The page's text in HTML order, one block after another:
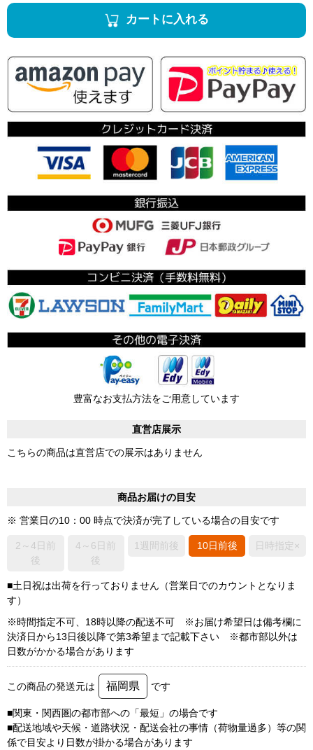
カートに入れる
豊富なお支払方法をご用意しています
直営店展示
こちらの商品は直営店での展示はありません
商品お届けの目安
※ 営業日の10：00 時点で決済が完了している場合の目安です
2～4日前
後
4～6日前
後
1週間前後 10日前後 日時指定×
■土日祝は出荷を行っておりません（営業日でのカウントとなりま
す）
※時間指定不可、18時以降の配送不可 ※お届け希望日は備考欄に
決済日から13日後以降で第3希望まで記載下さい ※都市部以外は
日数がかかる場合があります
この商品の発送元は 福岡県 です
■関東・関西圏の都市部への「最短」の場合です
■配送地域や天候・道路状況・配送会社の事情（荷物量過多）等の関
係で目安より日数が掛かる場合があります